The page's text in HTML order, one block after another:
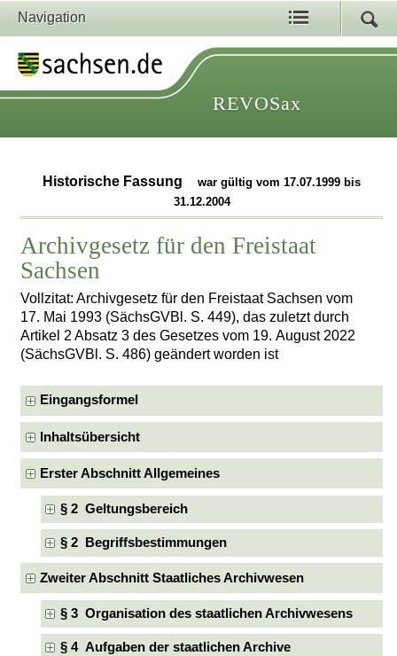
Navigation
REVOSax
Historische Fassung
war gültig vom 17.07.1999 bis
31.12.2004
Archivgesetz für den Freistaat
Sachsen
Vollzitat: Archivgesetz für den Freistaat Sachsen vom
17. Mai 1993 (SächsGVBl. S. 449), das zuletzt durch
Artikel 2 Absatz 3 des Gesetzes vom 19. August 2022
(SächsGVBl. S. 486) geändert worden ist
Eingangsformel
Inhaltsübersicht
Erster Abschnitt Allgemeines
§ 2 Geltungsbereich
§ 2 Begriffsbestimmungen
Zweiter Abschnitt Staatliches Archivwesen
§ 3 Organisation des staatlichen Archivwesens
§ 4 Aufgaben der staatlichen Archive